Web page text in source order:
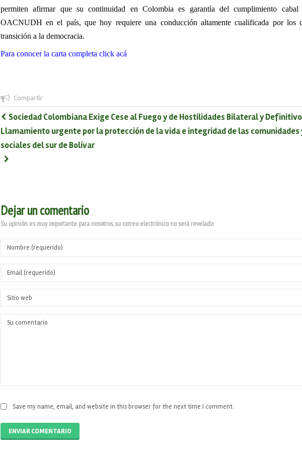
permiten afirmar que su continuidad en Colombia es garantía del cumplimiento
OACNUDH en el país, que hoy requiere una conducción altamente cualificada por los
transición a la democracia.
Para conocer la carta completa click acá
Compartir
Sociedad Colombiana Exige Cese al Fuego y de Hostilidades Bilateral y Definitivo
Llamamiento urgente por la protección de la vida e integridad de las comunidades
sociales del sur de Bolívar
Dejar un comentario
Su opinión es muy importante para nosotros, su correo electrónico no será revelado
Save my name, email, and website in this browser for the next time I comment.
ENVIAR COMENTARIO